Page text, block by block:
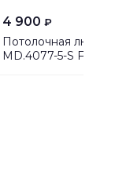
4 900 ₽
Потолочная
MD.4077-5-S